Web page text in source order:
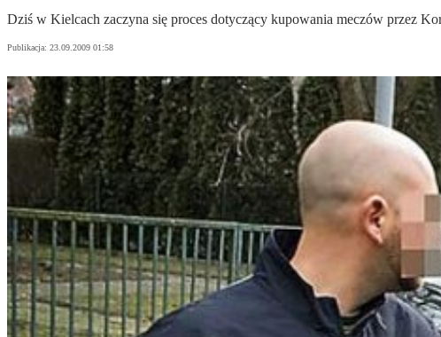
Dziś w Kielcach zaczyna się proces dotyczący kupowania meczów przez
Publikacja: 23.09.2009 01:58